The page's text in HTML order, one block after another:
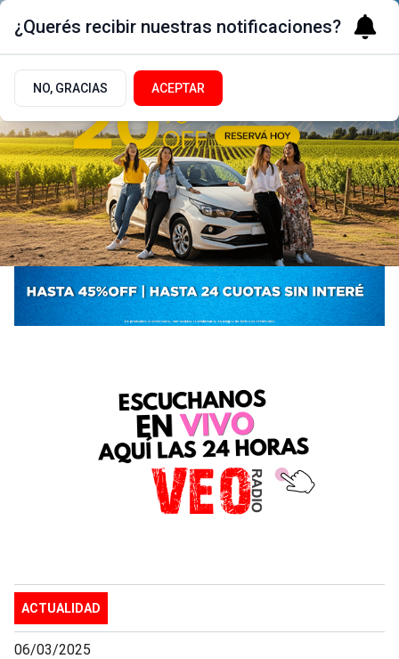
ACTUALIDAD
06/03/2025
¿Querés recibir nuestras notificaciones?
NO, GRACIAS ACEPTAR